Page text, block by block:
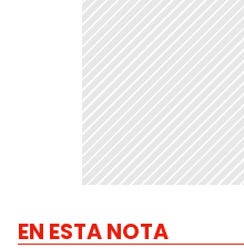
EN ESTA NOTA